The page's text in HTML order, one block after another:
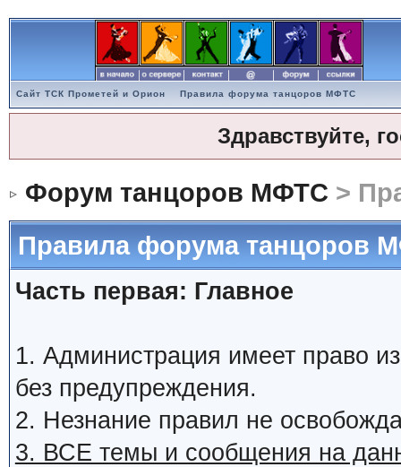
Сайт ТСК Прометей и Орион Правила форума танцоров МФТС
Здравствуйте,
Форум танцоров МФТС >
Правила форума танцоров
Часть первая: Главное
1. Администрация имеет право
без предупреждения.
2. Незнание правил не
3. ВСЕ темы и сообщения на